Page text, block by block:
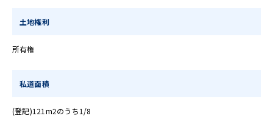
土地権利
所有権
私道面積
(登記)121m2のうち1/8